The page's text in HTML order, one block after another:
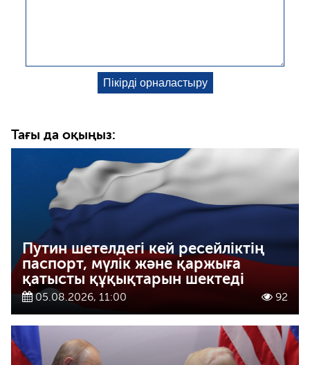
Тағы да оқыңыз:
Путин шетелдегі кей ресейліктің
паспорт, мүлік және қаржыға
қатысты құқықтарын шектеді
05.08.2026, 11:00 92